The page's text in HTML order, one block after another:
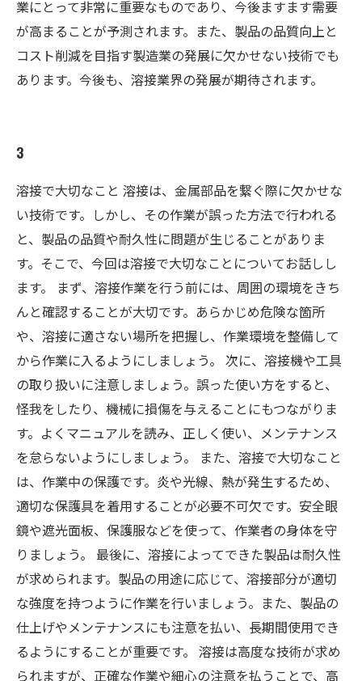
業にとって非常に重要なものであり、今後ますます需要
が高まることが予測されます。また、製品の品質向上と
コスト削減を目指す製造業の発展に欠かせない技術でも
あります。今後も、溶接業界の発展が期待されます。
3
溶接で大切なこと 溶接は、金属部品を繋ぐ際に欠かせな
い技術です。しかし、その作業が誤った方法で行われる
と、製品の品質や耐久性に問題が生じることがありま
す。そこで、今回は溶接で大切なことについてお話しし
ます。 まず、溶接作業を行う前には、周囲の環境をきち
んと確認することが大切です。あらかじめ危険な箇所
や、溶接に適さない場所を把握し、作業環境を整備して
から作業に入るようにしましょう。 次に、溶接機や工具
の取り扱いに注意しましょう。誤った使い方をすると、
怪我をしたり、機械に損傷を与えることにもつながりま
す。よくマニュアルを読み、正しく使い、メンテナンス
を怠らないようにしましょう。 また、溶接で大切なこと
は、作業中の保護です。炎や光線、熱が発生するため、
適切な保護具を着用することが必要不可欠です。安全眼
鏡や遮光面板、保護服などを使って、作業者の身体を守
りましょう。 最後に、溶接によってできた製品は耐久性
が求められます。製品の用途に応じて、溶接部分が適切
な強度を持つように作業を行いましょう。また、製品の
仕上げやメンテナンスにも注意を払い、長期間使用でき
るようにすることが重要です。 溶接は高度な技術が求め
られますが、正確な作業や細心の注意を払うことで、高